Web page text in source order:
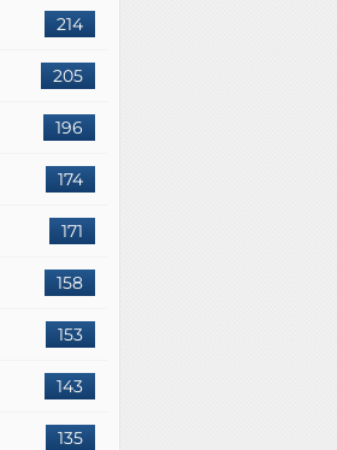
214
205
196
174
171
158
153
143
135